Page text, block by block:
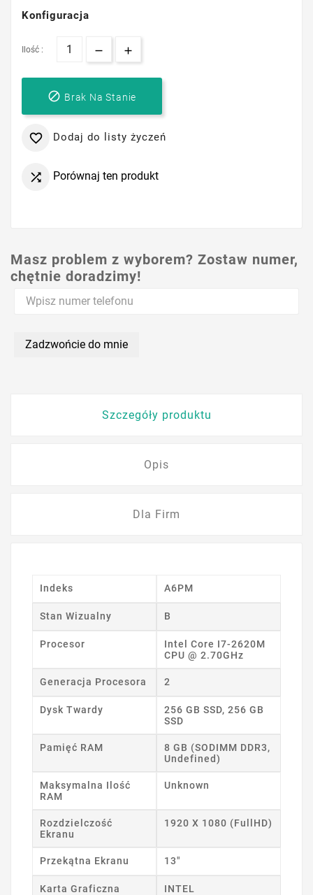
Konfiguracja
Ilość :
 Brak Na Stanie
 Dodaj do listy życzeń
 Porównaj ten produkt
Masz problem z wyborem? Zostaw numer,
chętnie doradzimy!
Zadzwońcie do mnie
Szczegóły produktu
Opis
Dla Firm
Indeks A6PM
Stan Wizualny B
Procesor
Intel Core I7-2620M
CPU @ 2.70GHz
Generacja Procesora 2
Dysk Twardy
256 GB SSD, 256 GB
SSD
Pamięć RAM
8 GB (SODIMM DDR3,
Undefined)
Maksymalna Ilość
RAM
Unknown
Rozdzielczość
Ekranu
1920 X 1080 (FullHD)
Przekątna Ekranu 13"
Karta Graficzna INTEL